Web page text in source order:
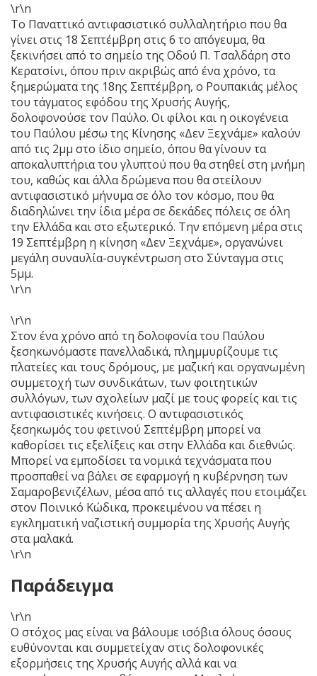
\r\n
Το Παναττικό αντιφασιστικό συλλαλητήριο που θα
γίνει στις 18 Σεπτέμβρη στις 6 το απόγευμα, θα
ξεκινήσει από το σημείο της Οδού Π. Τσαλδάρη στο
Κερατσίνι, όπου πριν ακριβώς από ένα χρόνο, τα
ξημερώματα της 18ης Σεπτέμβρη, ο Ρουπακιάς μέλος
του τάγματος εφόδου της Χρυσής Αυγής,
δολοφονούσε τον Παύλο. Οι φίλοι και η οικογένεια
του Παύλου μέσω της Κίνησης «Δεν Ξεχνάμε» καλούν
από τις 2μμ στο ίδιο σημείο, όπου θα γίνουν τα
αποκαλυπτήρια του γλυπτού που θα στηθεί στη μνήμη
του, καθώς και άλλα δρώμενα που θα στείλουν
αντιφασιστικό μήνυμα σε όλο τον κόσμο, που θα
διαδηλώνει την ίδια μέρα σε δεκάδες πόλεις σε όλη
την Ελλάδα και στο εξωτερικό. Την επόμενη μέρα στις
19 Σεπτέμβρη η κίνηση «Δεν Ξεχνάμε», οργανώνει
μεγάλη συναυλία-συγκέντρωση στο Σύνταγμα στις
5μμ.
\r\n
\r\n
Στον ένα χρόνο από τη δολοφονία του Παύλου
ξεσηκωνόμαστε πανελλαδικά, πλημμυρίζουμε τις
πλατείες και τους δρόμους, με μαζική και οργανωμένη
συμμετοχή των συνδικάτων, των φοιτητικών
συλλόγων, των σχολείων μαζί με τους φορείς και τις
αντιφασιστικές κινήσεις. Ο αντιφασιστικός
ξεσηκωμός του φετινού Σεπτέμβρη μπορεί να
καθορίσει τις εξελίξεις και στην Ελλάδα και διεθνώς.
Μπορεί να εμποδίσει τα νομικά τεχνάσματα που
προσπαθεί να βάλει σε εφαρμογή η κυβέρνηση των
Σαμαροβενιζέλων, μέσα από τις αλλαγές που ετοιμάζει
στον Ποινικό Κώδικα, προκειμένου να πέσει η
εγκληματική ναζιστική συμμορία της Χρυσής Αυγής
στα μαλακά.
\r\n
Παράδειγμα
\r\n
Ο στόχος μας είναι να βάλουμε ισόβια όλους όσους
ευθύνονται και συμμετείχαν στις δολοφονικές
εξορμήσεις της Χρυσής Αυγής αλλά και να